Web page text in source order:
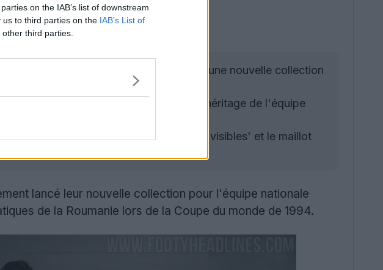
on the IAB’s list of downstream
to third parties on the IAB’s List of
third parties.
roumaine de football ont lancé une nouvelle collection
la Coupe du Monde 1994.
a collaboré au projet pour honorer l'héritage de l'équipe
avec le slogan 'Le maillot qui nous rend visibles' et le maillot
lancé leur nouvelle collection pour l'équipe nationale
de la Roumanie lors de la Coupe du monde de 1994.